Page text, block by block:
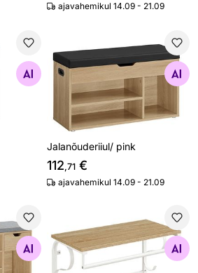
ajavahemikul 14.09 - 21.09
Jalanõuderiiul/ pink
Otsi sarnaseid
Jalanõuderiiul/ pink
112,71 €
ajavahemikul 14.09 - 21.09
Seinanagi 60 cm
Otsi sarnaseid